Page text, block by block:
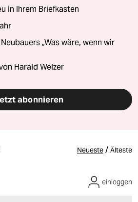
in Ihrem Briefkasten
„Was wäre, wenn wir
Harald Welzer
abonnieren
Neueste / Älteste
einloggen